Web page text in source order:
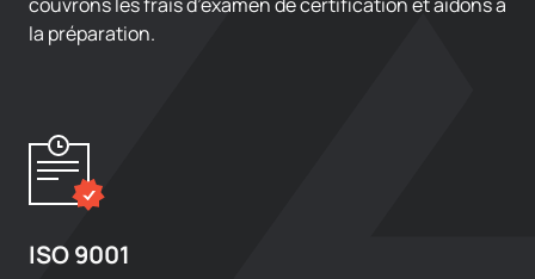
la préparation.
ISO 9001